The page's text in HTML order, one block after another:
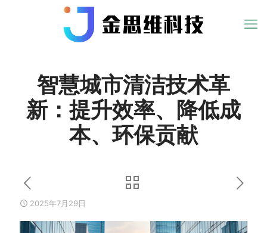
智慧城市清洁技术革
新：提升效率、降低成
本、环保贡献
2025年7月29日